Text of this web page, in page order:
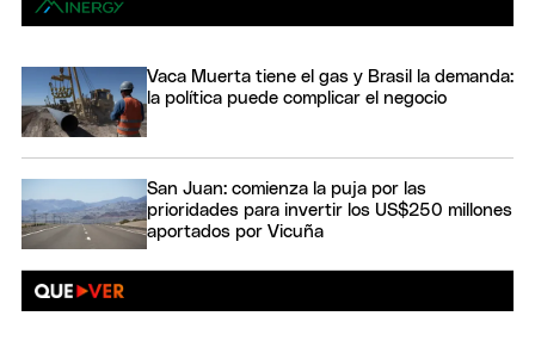
Vaca Muerta tiene el gas y Brasil la demanda:
la política puede complicar el negocio
San Juan: comienza la puja por las
prioridades para invertir los US$250 millones
aportados por Vicuña